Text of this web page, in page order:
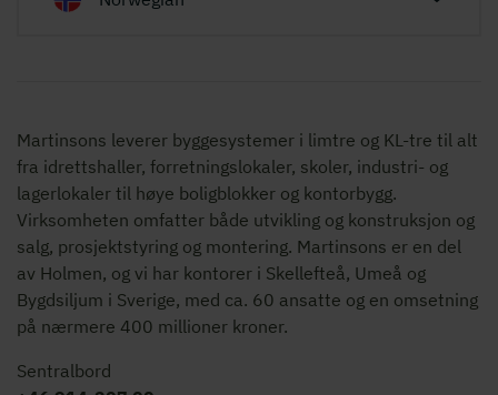
Martinsons leverer byggesystemer i limtre og KL-tre til alt
fra idrettshaller, forretningslokaler, skoler, industri- og
lagerlokaler til høye boligblokker og kontorbygg.
Virksomheten omfatter både utvikling og konstruksjon og
salg, prosjektstyring og montering. Martinsons er en del
av Holmen, og vi har kontorer i Skellefteå, Umeå og
Bygdsiljum i Sverige, med ca. 60 ansatte og en omsetning
på nærmere 400 millioner kroner.
Sentralbord